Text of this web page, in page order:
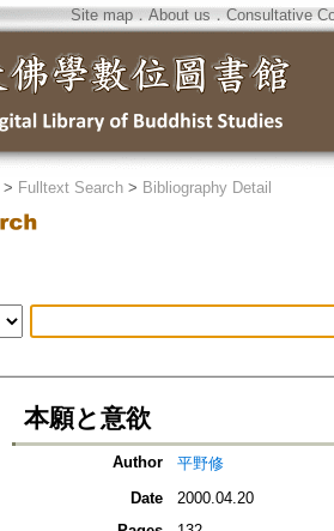
Site map．About us ． Consultative
> Fulltext Search > Bibliography Detail
本願と意欲
Author
平野修
Date
2000.04.20